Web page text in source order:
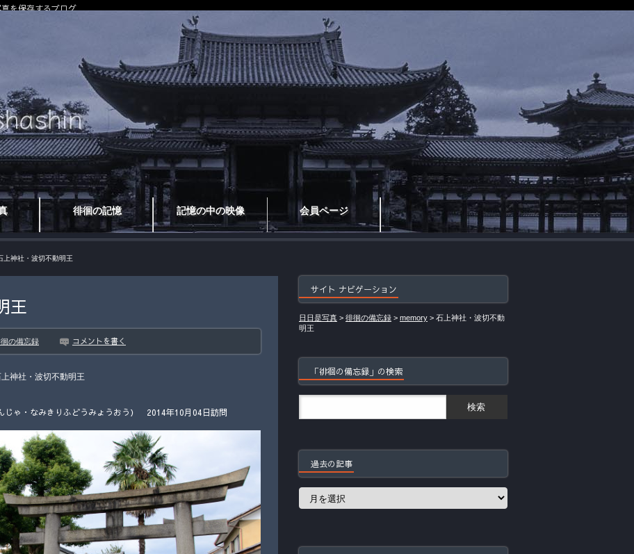
徘徊の記憶 記憶の中の映像 会員ページ
を保存するブログ
上神社・波切不動明王
王
の備忘録 コメントを書く
神社・波切不動明王
じゃ・なみきりふどうみょうおう） 2014年10月04日訪問
サイト ナビゲーション
日日是写真 > 徘徊の備忘録 > memory > 石上神社・波切不動
明王
「徘徊の備忘録」の検索
過去の記事
過